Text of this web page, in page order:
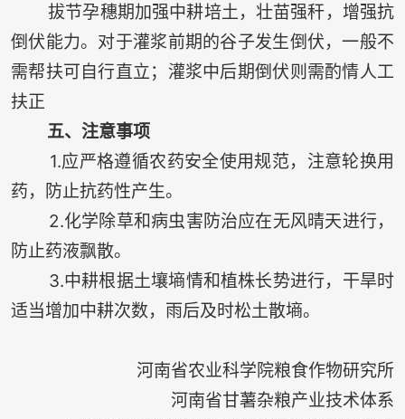
拔节孕穗期加强中耕培土，壮苗强秆，增强抗
倒伏能力。对于灌浆前期的谷子发生倒伏，一般不
需帮扶可自行直立；灌浆中后期倒伏则需酌情人工
扶正
五、注意事项
1.应严格遵循农药安全使用规范，注意轮换用
药，防止抗药性产生。
2.化学除草和病虫害防治应在无风晴天进行，
防止药液飘散。
3.中耕根据土壤墒情和植株长势进行，干旱时
适当增加中耕次数，雨后及时松土散墒。
河南省农业科学院粮食作物研究所
河南省甘薯杂粮产业技术体系